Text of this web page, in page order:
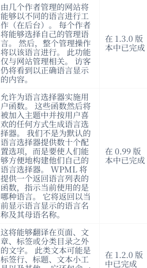
由几个作者管理的网站将
能够以不同的语言进行工
作（在后台）。 每个作者
将能够选择自己的管理语
言。 然后，整个管理操作
将以该语言进行。 此功能
仅与网站管理相关。 访客
仍将看到以正确语言显示
的内容。
在 1.3.0 版
本中已完成
允许为语言选择器实施用
户函数。 这些函数然后将
被加入主题中并按用户喜
欢的任何方式生成语言选
择器。 我们不是为默认的
语言选择器提供数十个配
置选项，而是要使人们能
够方便地构建他们自己的
语言选择器。 WPML 将
提供一个返回语言列表的
函数，指示当前使用的是
哪种语言。 它将返回以当
前显示语言显示的语言名
称及其母语名称。
在 0.99 版
本中已完成
这将能够翻译在页面、文
章、标签或分类目录之外
的文字。 此类文本可能是
标签行、标题、文本小工 在 1.2.0 版
中已完成